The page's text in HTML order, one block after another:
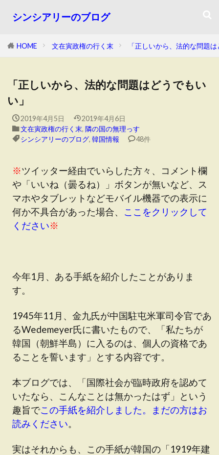
シンシアリーのブログ
HOME 文在寅政権の行く末 「正しいから、法的な問題
「正しいから、法的な問題はどうでもい
い」
2019年4月5日
2019年4月6日
文在寅政権の行く末, 隣の国の無理っす
シンシアリーのブログ, 韓国情報 48件
※ツイッター経由でいらした方々、コメント欄
や「いいね（曇るね）」ボタンが無いなど、ス
マホやタブレットなどモバイル機器での表示に
何か不具合があった場合、 ここをクリックして
ください※
今年1月、ある手紙を紹介したことがありま
す。
1945年11月、金九氏が中国駐屯米軍司令官であ
るWedemeyer氏に書いたもので、「私たちが
韓国（朝鮮半島）に入るのは、個人の資格であ
ることを誓います」とする内容です。
本ブログでは、「国際社会が臨時政府を認めて
いたなら、こんなことは無かったはず」という
趣旨でこの手紙を紹介しました。まだの方はお
読みください。
実はそれからも、この手紙が韓国の「1919年建